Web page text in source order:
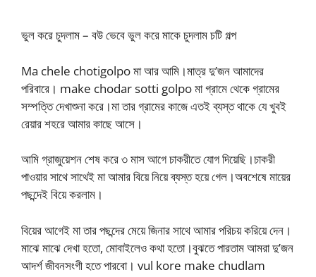
ভুল করে চুদলাম – বউ ভেবে ভুল করে মাকে চুদলাম চটি গল্প
Ma chele chotigolpo মা আর আমি।মাত্র দু’জন আমাদের
পরিবারে। make chodar sotti golpo মা গ্রামে থেকে গ্রামের
সম্পত্তি দেখাশুনা করে।মা তার গ্রামের কাজে এতই ব্যস্ত থাকে যে খুবই
রেয়ার শহরে আমার কাছে আসে।
আমি গ্রাজুয়েশন শেষ করে ৩ মাস আগে চাকরীতে যোগ দিয়েছি।চাকরী
পাওয়ার সাথে সাথেই মা আমার বিয়ে নিয়ে ব্যস্ত হয়ে গেল।অবশেষে মায়ের
পছন্দেই বিয়ে করলাম।
বিয়ের আগেই মা তার পছন্দের মেয়ে জিনার সাথে আমার পরিচয় করিয়ে দেন।
মাঝে মাঝে দেখা হতো, মোবাইলেও কথা হতো।বুঝতে পারতাম আমরা দু’জন
আদর্শ জীবনসংগী হতে পারবো। vul kore make chudlam